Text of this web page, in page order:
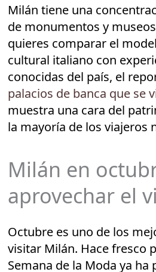
Milán tiene una
de monumentos y
quieres comparar el
cultural italiano con
conocidas del país, el
palacios de banca que se
muestra una cara del
la mayoría de los viajeros
Milán en
aprovechar el
Octubre es uno de los
visitar Milán. Hace fresco
Semana de la Moda ya ha